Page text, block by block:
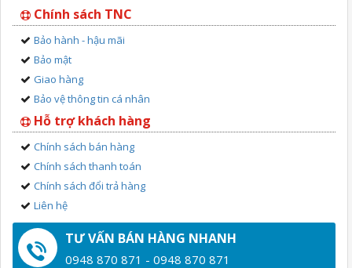
Chính sách TNC
Bảo hành - hậu mãi
Bảo mật
Giao hàng
Bảo vệ thông tin cá nhân
Hỗ trợ khách hàng
Chính sách bán hàng
Chính sách thanh toán
Chính sách đổi trả hàng
Liên hệ
TƯ VẤN BÁN HÀNG NHANH
0948 870 871 - 0948 870 871